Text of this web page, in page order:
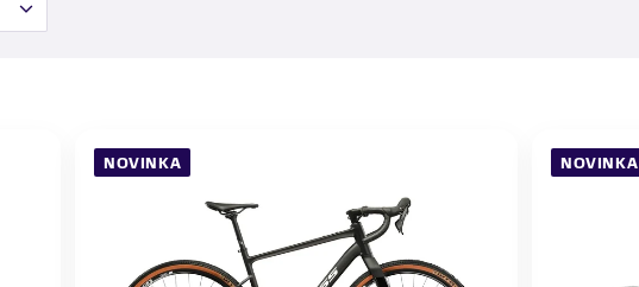
NOVINKA NOVINKA